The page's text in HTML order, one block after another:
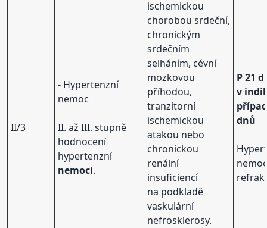
II/3
- Hypertenzní
nemoc
II. až III. stupně
hodnocení
hypertenzní
nemoci.
ischemickou
chorobou srdeční,
chronickým
srdečním
selháním, cévní
mozkovou
příhodou,
tranzitorní
ischemickou
atakou nebo
chronickou
renální
insuficiencí
na podkladě
vaskulární
nefrosklerosy.
P 21
v
dnů